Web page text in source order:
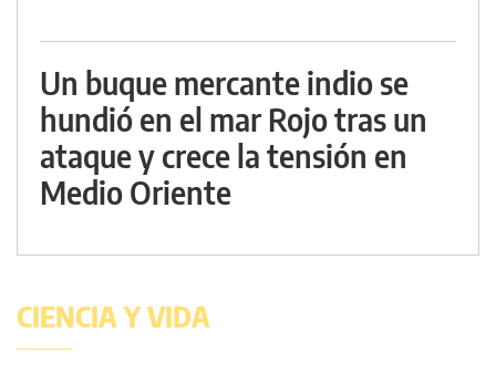
Un buque mercante indio se
hundió en el mar Rojo tras un
ataque y crece la tensión en
Medio Oriente
CIENCIA Y VIDA